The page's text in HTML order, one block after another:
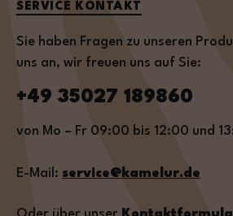
SERVICE KONTAKT
Sie haben Fragen zu unseren
uns an, wir freuen uns auf Sie:
+49 35027 189860
von Mo – Fr 09:00 bis 12:00 und
E-Mail: service@kamelur.de